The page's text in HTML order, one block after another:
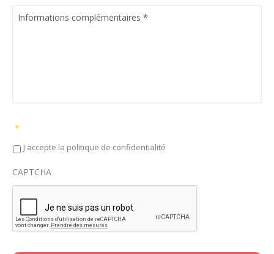
pdf,
fichiers
docm.
*
J'accepte la politique de confidentialité
CAPTCHA